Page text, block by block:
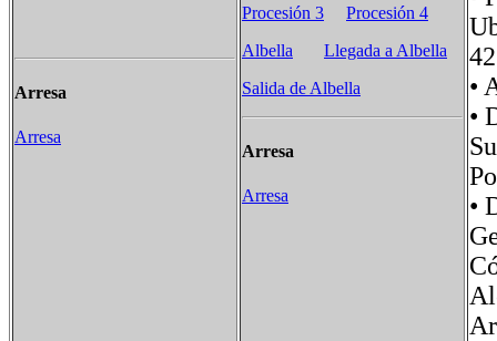
Arresa
Arresa
Procesión 3
Procesión 4
Albella
Llegada a Albella
Salida de Albella
Arresa
Arresa
•
•
•